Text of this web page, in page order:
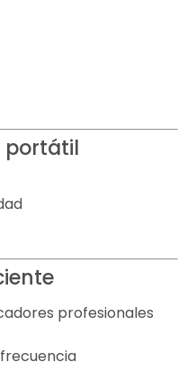
portátil
profesionales